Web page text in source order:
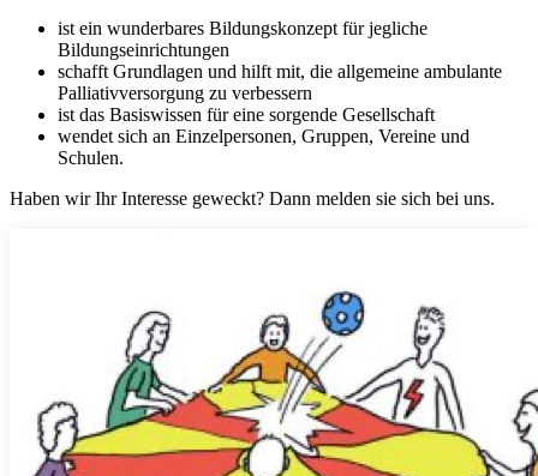
ist ein wunderbares Bildungskonzept für jegliche
Bildungseinrichtungen
schafft Grundlagen und hilft mit, die allgemeine ambulante
Palliativversorgung zu verbessern
ist das Basiswissen für eine sorgende Gesellschaft
wendet sich an Einzelpersonen, Gruppen, Vereine und
Schulen.
Haben wir Ihr Interesse geweckt? Dann melden sie sich bei uns.